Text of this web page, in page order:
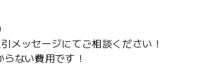
メッセージにてご相談ください！
ない費用です！